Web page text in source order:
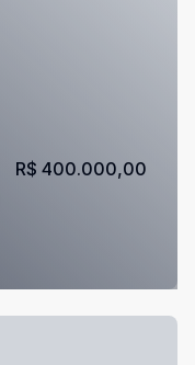
R$ 400.000,00